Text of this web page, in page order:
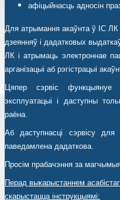
афіцыйнасць адносін
Для атрымання акаўнта ў ІС ЛК
дзеянняў і дадатковых
ЛК і атрымаць электроннае
арганізацыі аб рэгістрацыі
Цяпер сэрвіс функцыянуе
эксплуатацыі і даступны
раёна.
Аб даступнасці сэрвісу
паведамлена дадаткова.
Просім прабачэння за
Перад выкарыстаннем
скарыстацца інструкцыямі: